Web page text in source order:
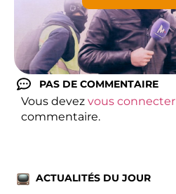
PAS DE COMMENTAIRE
Vous devez vous connecter
commentaire.
ACTUALITÉS DU JOUR